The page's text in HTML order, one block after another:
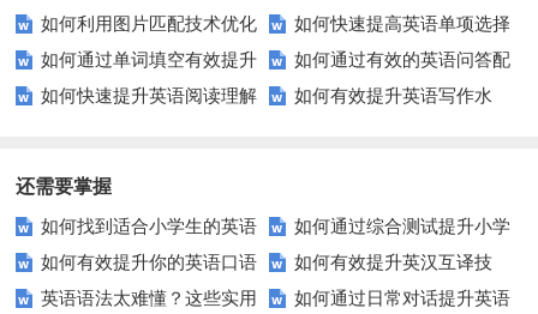
音中的常见错误？
提升学生的词汇量？
如何利用图片匹配技术优化
在线教育资源？——教育领域中
的创新应用
如何快速提高英语单项选择
题的正确率？
如何通过单词填空有效提升
英语词汇量？
如何通过有效的英语问答配
对提升学生的口语交流能力？
如何快速提升英语阅读理解
如何有效提升英语写作水
还需要掌握
如何找到适合小学生的英语
听力练习资源？
如何通过综合测试提升小学
生英语听说读写技能？
如何有效提升你的英语口语
表达能力？这5个技巧让你说一
如何有效提升英汉互译技
巧？这些方法让你翻译更精准！
英语语法太难懂？这些实用
如何通过日常对话提升英语